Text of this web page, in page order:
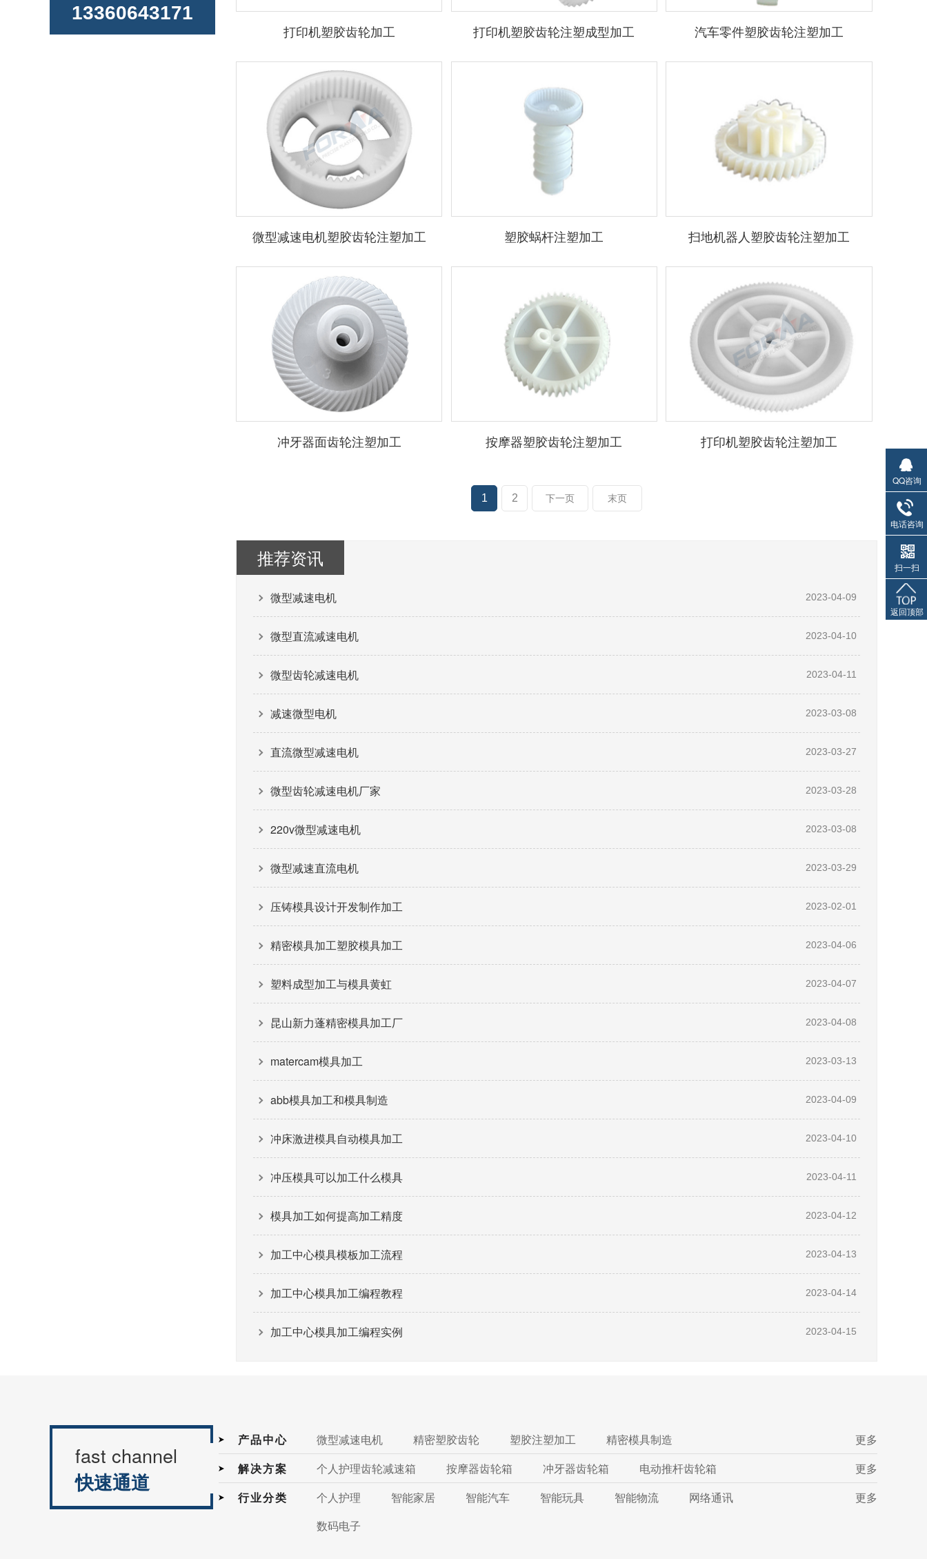
打印机塑胶齿轮加工 打印机塑胶齿轮注塑成型加工 汽车零件塑胶齿轮注塑加工
微型减速电机塑胶齿轮注塑加工 塑胶蜗杆注塑加工 扫地机器人塑胶齿轮注塑加工
冲牙器面齿轮注塑加工 按摩器塑胶齿轮注塑加工 打印机塑胶齿轮注塑加工
1 2 下一页 末页
推荐资讯
微型减速电机 2023-04-09
微型直流减速电机 2023-04-10
微型齿轮减速电机 2023-04-11
减速微型电机 2023-03-08
直流微型减速电机 2023-03-27
微型齿轮减速电机厂家 2023-03-28
220v微型减速电机 2023-03-08
微型减速直流电机 2023-03-29
压铸模具设计开发制作加工 2023-02-01
精密模具加工塑胶模具加工 2023-04-06
塑料成型加工与模具黄虹 2023-04-07
昆山新力蓬精密模具加工厂 2023-04-08
matercam模具加工 2023-03-13
abb模具加工和模具制造 2023-04-09
冲床激进模具自动模具加工 2023-04-10
冲压模具可以加工什么模具 2023-04-11
模具加工如何提高加工精度 2023-04-12
加工中心模具模板加工流程 2023-04-13
加工中心模具加工编程教程 2023-04-14
加工中心模具加工编程实例 2023-04-15
13360643171
产品中心 微型减速电机 精密塑胶齿轮 塑胶注塑加工 精密模具制造
更多
解决方案
个人护理齿轮减速箱 按摩器齿轮箱 冲牙器齿轮箱 电动推杆齿轮箱
更多
行业分类
个人护理 智能家居 智能汽车 智能玩具 智能物流
网络通讯
数码电子
更多
fast channel
快速通道
QQ咨询
电话咨询
扫一扫
返回顶部